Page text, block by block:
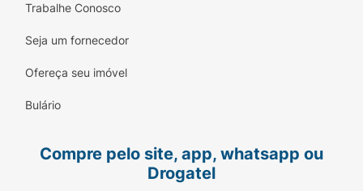
Trabalhe Conosco
Seja um fornecedor
Ofereça seu imóvel
Bulário
Compre pelo site, app, whatsapp ou
Drogatel